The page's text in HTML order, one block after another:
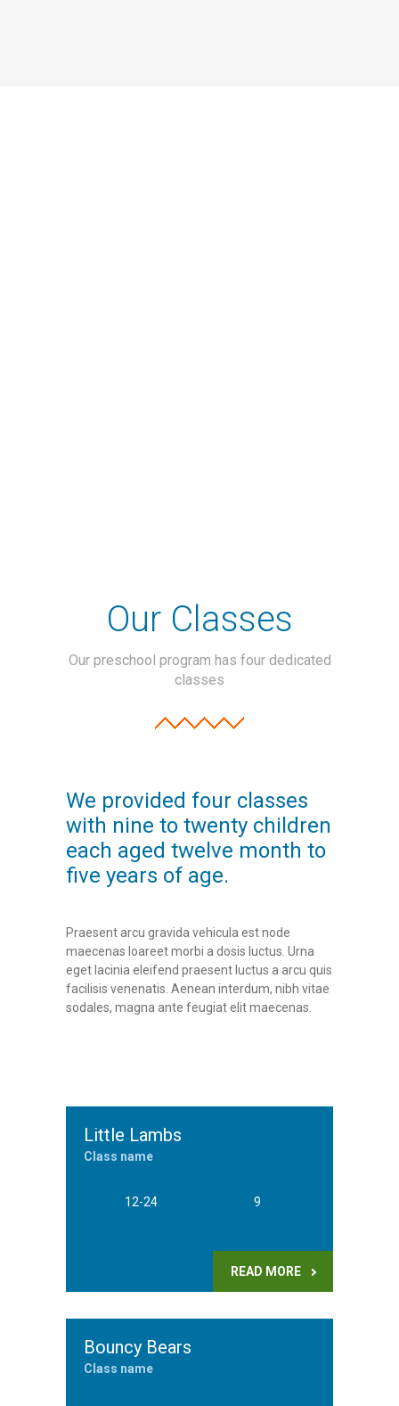
Our Classes
Our preschool program has four dedicated
classes
We provided four classes
with nine to twenty children
each aged twelve month to
five years of age.
Praesent arcu gravida vehicula est node
maecenas loareet morbi a dosis luctus. Urna
eget lacinia eleifend praesent luctus a arcu quis
facilisis venenatis. Aenean interdum, nibh vitae
sodales, magna ante feugiat elit maecenas.
Little Lambs
Class name
12-24 9
READ MORE
Bouncy Bears
Class name